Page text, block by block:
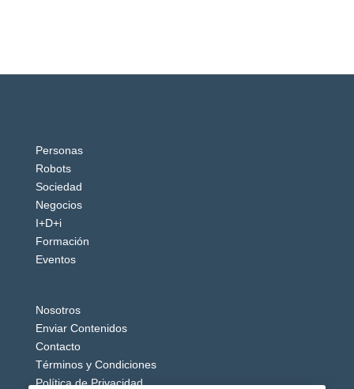
Personas
Robots
Sociedad
Negocios
I+D+i
Formación
Eventos
Nosotros
Enviar Contenidos
Contacto
Términos y Condiciones
Política de Privacidad